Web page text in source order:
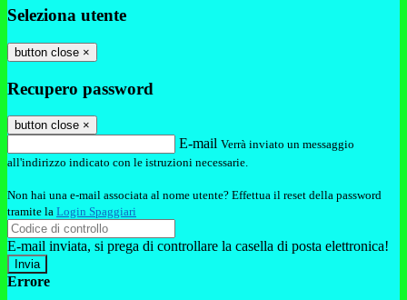
Seleziona utente
button close ×
Recupero password
button close ×
E-mail Verrà inviato un messaggio
all'indirizzo indicato con le istruzioni necessarie.
Non hai una e-mail associata al nome utente? Effettua il reset della password
tramite la Login Spaggiari
E-mail inviata, si prega di controllare la casella di posta elettronica!
Errore